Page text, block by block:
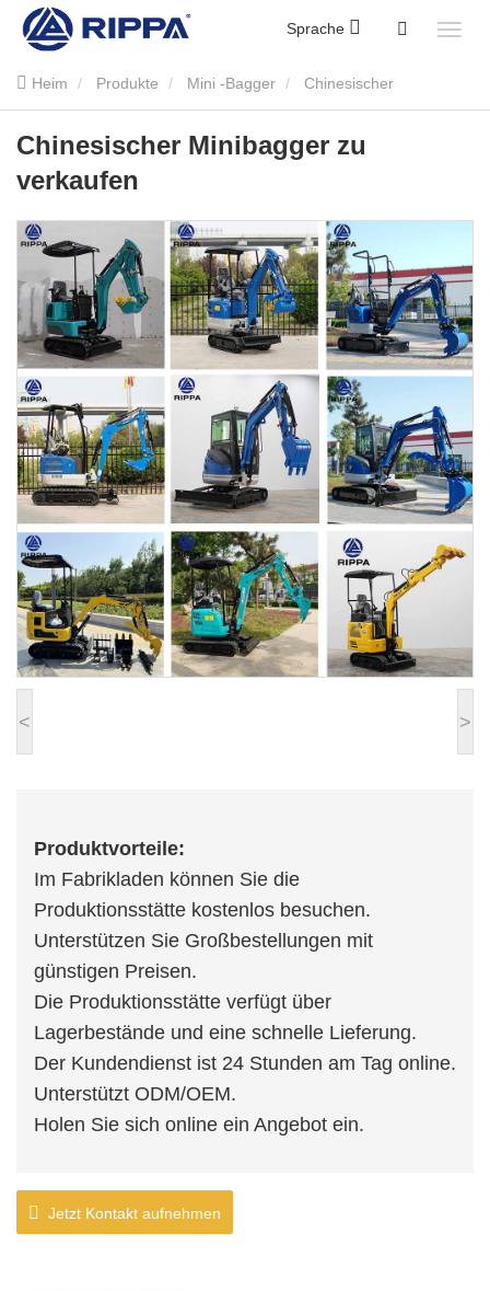
Sprache
Heim Produkte Mini -Bagger
Minibagger zu verkaufen
< >
Chinesischer Minibagger zu
verkaufen
Produktvorteile:
Im Fabrikladen können Sie die
Produktionsstätte kostenlos besuchen.
Unterstützen Sie Großbestellungen mit
günstigen Preisen.
Die Produktionsstätte verfügt über
Lagerbestände und eine schnelle Lieferung.
Der Kundendienst ist 24 Stunden am Tag online.
Unterstützt ODM/OEM.
Holen Sie sich online ein Angebot ein.
Jetzt Kontakt aufnehmen